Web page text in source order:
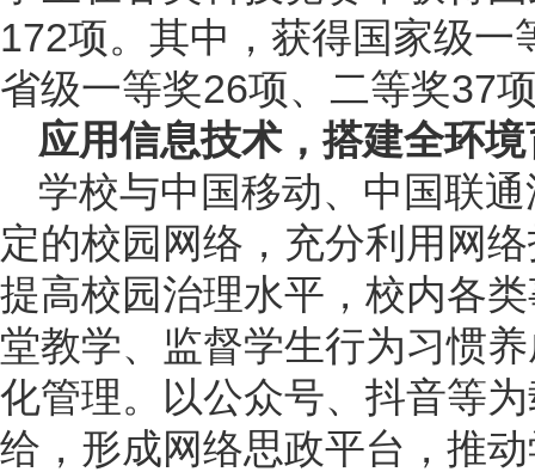
172项。其中，获得国家级
省级一等奖26项、二等奖37
应用信息技术，搭建全环
学校与中国移动、中国联
定的校园网络，充分利用网
提高校园治理水平，校内各
堂教学、监督学生行为习惯
化管理。以公众号、抖音等
给，形成网络思政平台，推